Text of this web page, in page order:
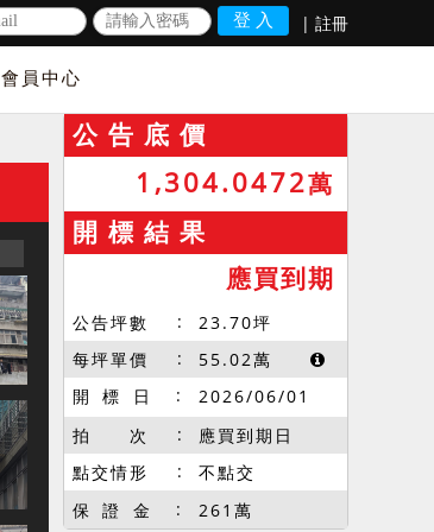
| 註冊
會員中心
公 告 底 價
1,304.0472萬
開 標 結 果
應買到期
公告坪數 23.70坪
每坪單價
55.02萬
開 標 日
2026/06/01
拍 次
應買到期日
點交情形
不點交
保 證 金
261萬